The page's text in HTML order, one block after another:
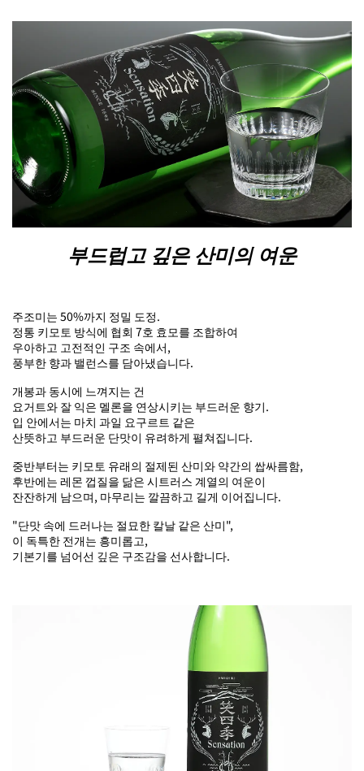
부드럽고 깊은 산미의 여운
주조미는 50%까지 정밀 도정.
정통 키모토 방식에 협회 7호 효모를 조합하여
우아하고 고전적인 구조 속에서,
풍부한 향과 밸런스를 담아냈습니다.
개봉과 동시에 느껴지는 건
요거트와 잘 익은 멜론을 연상시키는 부드러운 향기.
입 안에서는 마치 과일 요구르트 같은
산뜻하고 부드러운 단맛이 유려하게 펼쳐집니다.
중반부터는 키모토 유래의 절제된 산미와 약간의 쌉싸름함,
후반에는 레몬 껍질을 닮은 시트러스 계열의 여운이
잔잔하게 남으며, 마무리는 깔끔하고 길게 이어집니다.
"단맛 속에 드러나는 절묘한 칼날 같은 산미",
이 독특한 전개는 흥미롭고,
기본기를 넘어선 깊은 구조감을 선사합니다.